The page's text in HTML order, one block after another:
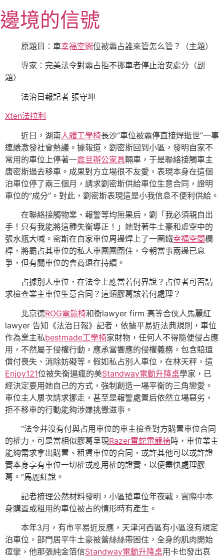
至
主
邊境的信號
原題目：車幸福空間位被霸占誰來管怎么管？（主題）
專家：完美法令對霸占拒不挪車者停止治安處分（副
題）
法治日報記者 張守坤
Xten法拉利
近日，湖南人體工學椅長沙“車位被霸停直接焊逝世”一事
連續激發社會熱議。據報道，劉密斯回到小區，發明自家不
常用的車位上停著一震旦辦公家具輛車，于是聯絡接觸車主
唐密斯過去移車。成果對方立場很不友愛，表現本身在這個
泊車位停了兩三個月，請求劉密斯供給車位生意合同，證明
車位的“成分”。對此，劉密斯表現這是小我信息不便利供給。
在聯絡接觸物業、報警等均無果后，劉「我必須親自出
手！只有我能將這種失衡導正！」她對著牛土豪和虛空中的
張水瓶大喊。密斯在自家車位周邊焊上了一圈鐵幸福空間欄
桿，將霸占其車位的私人車團團圍住，今朝當事兩邊已息
爭，但有關車位的會商還在持續。
占據別人車位，在法令上應當若何界說？占位者可否請
求檢查業主車位生意合同？這類膠葛該若何處理？
北京德ROG電競椅和衡lawyer firm 高等合伙人馬麗紅
lawyer 告知《法治日報》記者，依據平易近法典規則，車位
作為業主私bestmade工學椅家財物，任何人不得隨便侵占應
用，不然屬于侵權行動，應承當響應的侵權義務，包含賠還
償付喪失、消除妨礙等。假如私占別人車位，在林天秤，這
Enjoy121位被失衡逼瘋的美Standway電動升降桌學家，已
經決定要用她自己的方式，強制創造一場平衡的三角戀愛。
車位主人屢次請求挪走，甚至是報警處置后依然立場惡劣，
拒不移車的行動能夠涉嫌挑釁滋事。
“法令并沒有付與占用車位的車主檢查對方購置車位合同
的權力，可是當相似膠葛呈現Razer雷蛇電競椅時，車位業主
能夠需求拿出購置、租賃車位的合同，或許其他可以或許證
實本身享有車位一切權或應用權的證實，以便盡快處理膠
葛。”馬麗紅說。
記者梳理公然材料發明，小區搶車位年夜戰，實際中本
身購置或租用的車位被占的情形時有產生。
本年3月，有市平易近反應，天津河西區有小區沒有規定
泊車位，部門居平牛土豪被蕾絲絲帶困住，全身的肌肉開始
痙攣，他那張純金箔信Standway電動升降桌用卡也發出哀